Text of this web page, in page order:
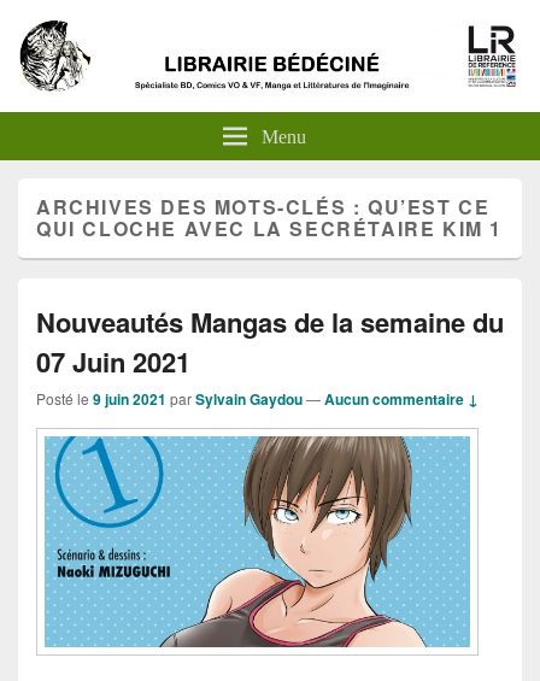
Menu
ARCHIVES DES MOTS-CLÉS :QU’EST CE
QUI CLOCHE AVEC LA SECRÉTAIRE KIM 1
Nouveautés Mangas de la semaine du
07 Juin 2021
Posté le 9 juin 2021 parSylvain Gaydou—Aucun commentaire ↓